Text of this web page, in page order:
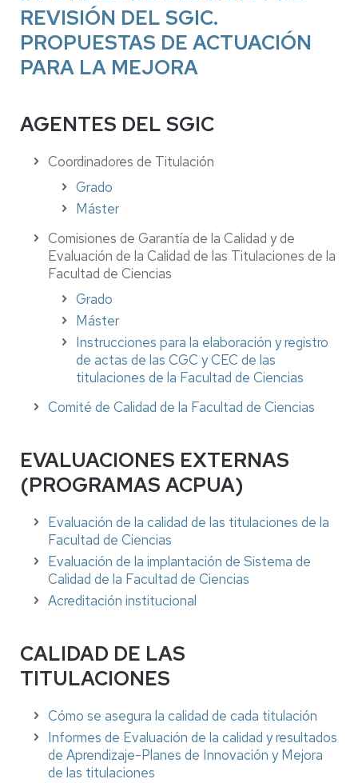
REVISIÓN DEL SGIC.
PROPUESTAS DE ACTUACIÓN
PARA LA MEJORA
AGENTES DEL SGIC
Coordinadores de Titulación
Grado
Máster
Comisiones de Garantía de la Calidad y de
Evaluación de la Calidad de las Titulaciones de la
Facultad de Ciencias
Grado
Máster
Instrucciones para la elaboración y registro
de actas de las CGC y CEC de las
titulaciones de la Facultad de Ciencias
Comité de Calidad de la Facultad de Ciencias
EVALUACIONES EXTERNAS
(PROGRAMAS ACPUA)
Evaluación de la calidad de las titulaciones de la
Facultad de Ciencias
Evaluación de la implantación de Sistema de
Calidad de la Facultad de Ciencias
Acreditación institucional
CALIDAD DE LAS
TITULACIONES
Cómo se asegura la calidad de cada titulación
Informes de Evaluación de la calidad y resultados
de Aprendizaje-Planes de Innovación y Mejora
de las titulaciones